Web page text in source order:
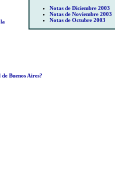
Notas de Diciembre 2003
Notas de Noviembre 2003
Notas de Octubre 2003
Buenos Aires?